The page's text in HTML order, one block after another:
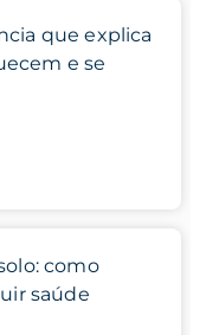
que explica
e se
como
saúde